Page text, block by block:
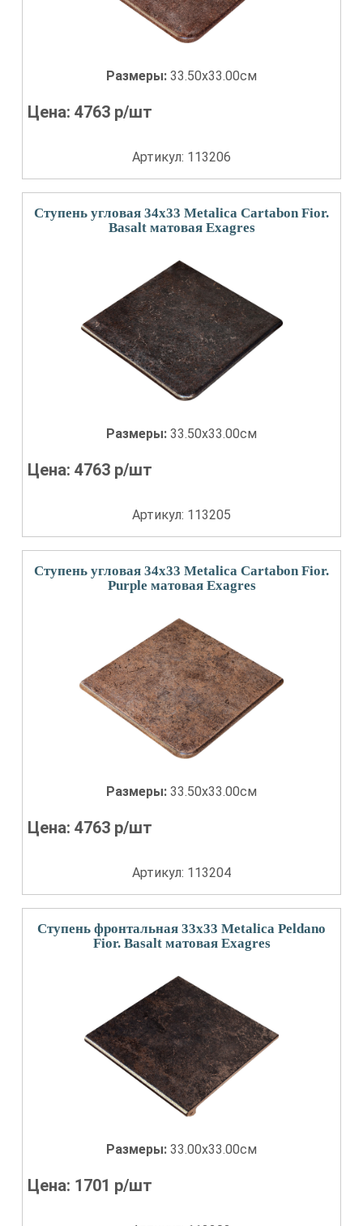
Размеры: 33.50x33.00см
Цена:4763 р/шт
Артикул: 113206
Ступень угловая 34x33 Metalica Cartabon Fior.
Basalt матовая Exagres
Размеры: 33.50x33.00см
Цена:4763 р/шт
Артикул: 113205
Ступень угловая 34x33 Metalica Cartabon Fior.
Purple матовая Exagres
Размеры: 33.50x33.00см
Цена:4763 р/шт
Артикул: 113204
Ступень фронтальная 33x33 Metalica Peldano
Fior. Basalt матовая Exagres
Размеры: 33.00x33.00см
Цена: 1701 р/шт